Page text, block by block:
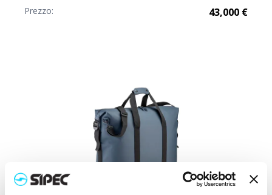
Prezzo: 43,000 €